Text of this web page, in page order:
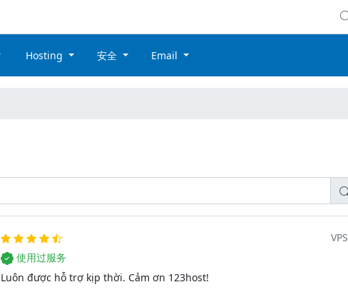
Hosting 安全 Email
VPS
使用过服务
Luôn được hỗ trợ kịp thời. Cảm ơn 123host!